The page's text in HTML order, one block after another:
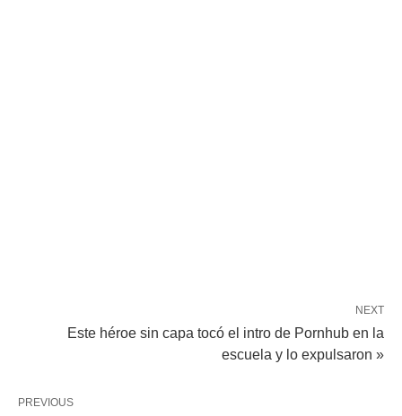
NEXT
Este héroe sin capa tocó el intro de Pornhub en la
escuela y lo expulsaron »
PREVIOUS